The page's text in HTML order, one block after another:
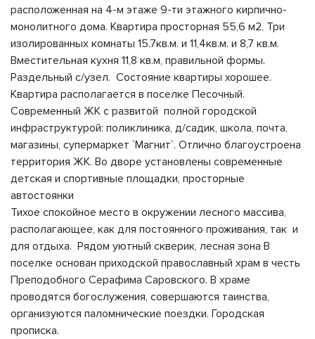
расположенная на 4-м этаже 9-ти этажного кирпично-
монолитного дома. Квартира просторная 55,6 м2. Три
изолированных комнаты 15.7кв.м. и 11,4кв.м. и 8,7 кв.м.
Вместительная кухня 11,8 кв.м, правильной формы.
Раздельный с/узел. Состояние квартиры хорошее.
Квартира располагается в поселке Песочный.
Современный ЖК с развитой полной городской
инфраструктурой: поликлиника, д/садик, школа, почта,
магазины, супермаркет `Магнит`. Отлично благоустроена
территория ЖК. Во дворе установлены современные
детская и спортивные площадки, просторные
автостоянки
Тихое спокойное место в окружении лесного массива,
располагающее, как для постоянного проживания, так и
для отдыха. Рядом уютный скверик, лесная зона В
поселке основан приходской православный храм в честь
Преподобного Серафима Саровского. В храме
проводятся богослужения, совершаются таинства,
организуются паломнические поездки. Городская
прописка.